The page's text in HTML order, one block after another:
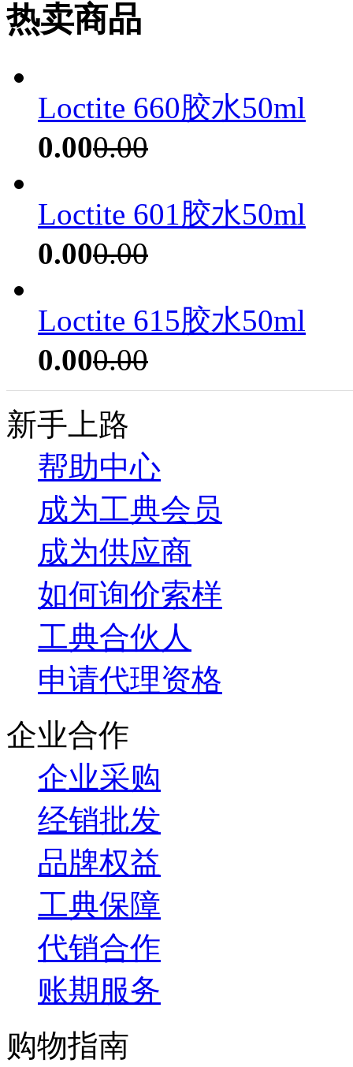
热卖商品
Loctite 660胶水50ml
0.000.00
Loctite 601胶水50ml
0.000.00
Loctite 615胶水50ml
0.000.00
新手上路
帮助中心
成为工典会员
成为供应商
如何询价索样
工典合伙人
申请代理资格
企业合作
企业采购
经销批发
品牌权益
工典保障
代销合作
账期服务
购物指南